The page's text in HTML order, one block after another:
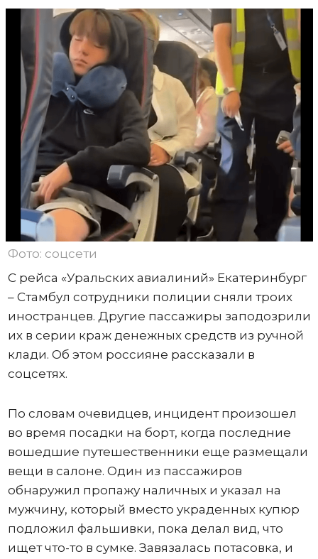
Фото: соцсети
С рейса «Уральских авиалиний» Екатеринбург
– Стамбул сотрудники полиции сняли троих
иностранцев. Другие пассажиры заподозрили
их в серии краж денежных средств из ручной
клади. Об этом россияне рассказали в
соцсетях.
По словам очевидцев, инцидент произошел
во время посадки на борт, когда последние
вошедшие путешественники еще размещали
вещи в салоне. Один из пассажиров
обнаружил пропажу наличных и указал на
мужчину, который вместо украденных купюр
подложил фальшивки, пока делал вид, что
ищет что-то в сумке. Завязалась потасовка, и